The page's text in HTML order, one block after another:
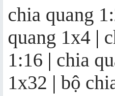
Bộ thu quang FTTH OR20 | mini
node OR20
chia quang
quang 1x4 |
1:16 | chia
1x32 | bộ